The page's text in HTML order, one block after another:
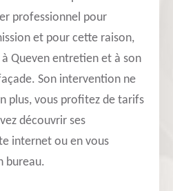
professionnel pour
et pour cette raison,
Queven entretien et à son
Son intervention ne
plus, vous profitez de tarifs
découvrir ses
internet ou en vous
bureau.